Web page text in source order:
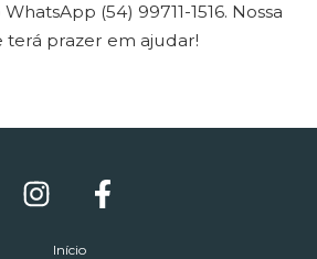
(54) 99711-1516. Nossa
terá prazer em ajudar!
Início